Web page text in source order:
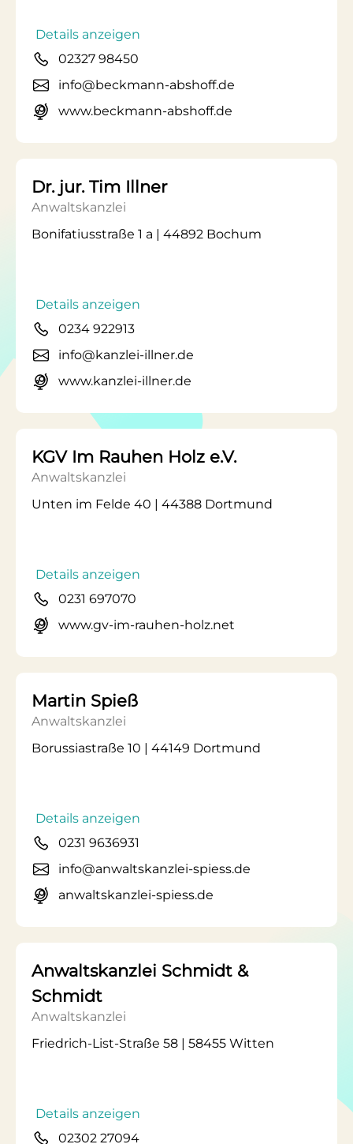
Details anzeigen
02327 98450
info@beckmann-abshoff.de
www.beckmann-abshoff.de
Dr. jur. Tim Illner
Anwaltskanzlei
Bonifatiusstraße 1 a | 44892 Bochum
Details anzeigen
0234 922913
info@kanzlei-illner.de
www.kanzlei-illner.de
KGV Im Rauhen Holz e.V.
Anwaltskanzlei
Unten im Felde 40 | 44388 Dortmund
Details anzeigen
0231 697070
www.gv-im-rauhen-holz.net
Martin Spieß
Anwaltskanzlei
Borussiastraße 10 | 44149 Dortmund
Details anzeigen
0231 9636931
info@anwaltskanzlei-spiess.de
anwaltskanzlei-spiess.de
Anwaltskanzlei Schmidt &
Schmidt
Anwaltskanzlei
Friedrich-List-Straße 58 | 58455 Witten
Details anzeigen
02302 27094